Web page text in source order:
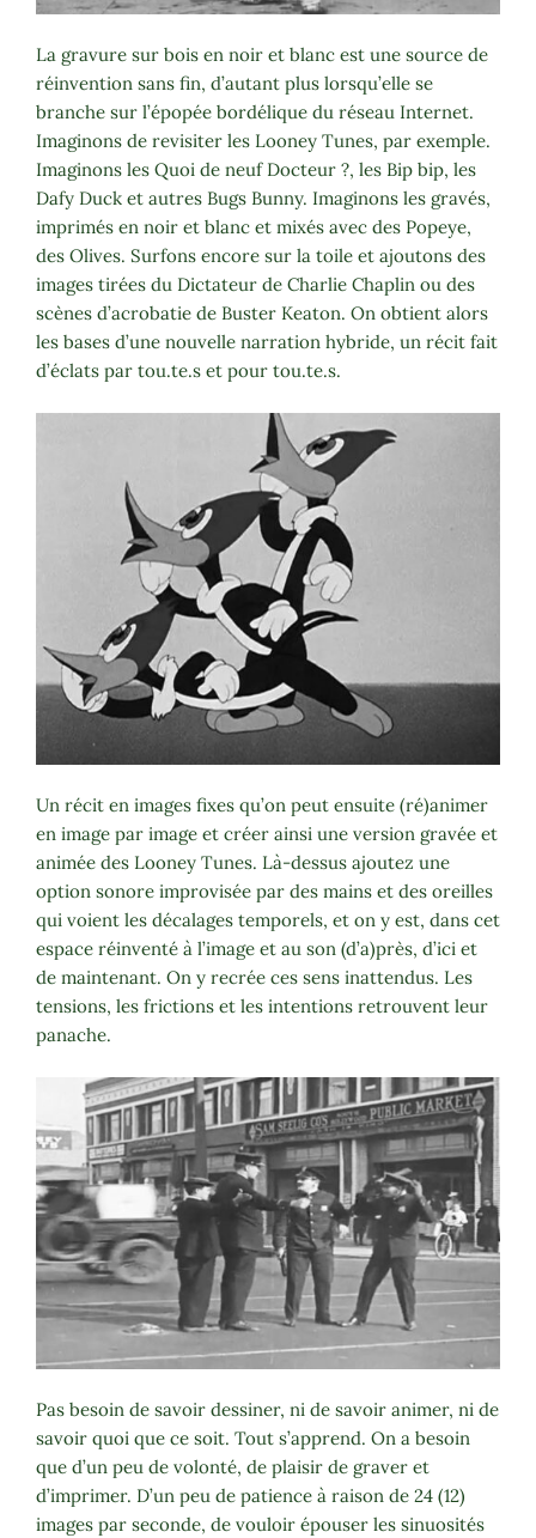
La gravure sur bois en noir et blanc est une source de
réinvention sans fin, d’autant plus lorsqu’elle se
branche sur l’épopée bordélique du réseau Internet.
Imaginons de revisiter les Looney Tunes, par exemple.
Imaginons les Quoi de neuf Docteur ?, les Bip bip, les
Dafy Duck et autres Bugs Bunny. Imaginons les gravés,
imprimés en noir et blanc et mixés avec des Popeye,
des Olives. Surfons encore sur la toile et ajoutons des
images tirées du Dictateur de Charlie Chaplin ou des
scènes d’acrobatie de Buster Keaton. On obtient alors
les bases d’une nouvelle narration hybride, un récit fait
d’éclats par tou.te.s et pour tou.te.s.
Un récit en images fixes qu’on peut ensuite (ré)animer
en image par image et créer ainsi une version gravée et
animée des Looney Tunes. Là-dessus ajoutez une
option sonore improvisée par des mains et des oreilles
qui voient les décalages temporels, et on y est, dans cet
espace réinventé à l’image et au son (d’a)près, d’ici et
de maintenant. On y recrée ces sens inattendus. Les
tensions, les frictions et les intentions retrouvent leur
panache.
Pas besoin de savoir dessiner, ni de savoir animer, ni de
savoir quoi que ce soit. Tout s’apprend. On a besoin
que d’un peu de volonté, de plaisir de graver et
d’imprimer. D’un peu de patience à raison de 24 (12)
images par seconde, de vouloir épouser les sinuosités